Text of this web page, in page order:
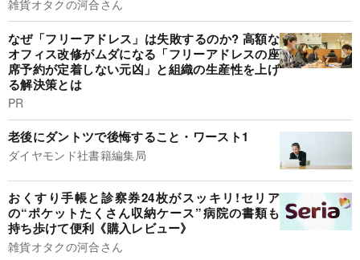
雑貨オタクの河合さん
なぜ「フリーアドレス」は失敗するのか? 高額な
オフィス改修がムダになる「フリーアドレスの座
席予約が定着しない元凶」と組織の生産性を上げ
る解決策とは
PR
老後にダントツで後悔すること・ワースト1
ダイヤモンド社書籍編集局
おくすり手帳と診察券24枚がスッキリ!セリア
の“ポケットたくさん収納ケース”病院の書類も
持ち歩けて便利《購入レビュー》
雑貨オタクの河合さん